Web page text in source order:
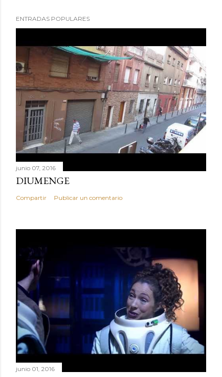
ENTRADAS POPULARES
junio 07, 2016
DIUMENGE
Compartir Publicar un comentario
junio 01, 2016